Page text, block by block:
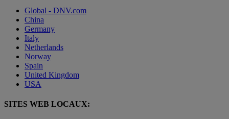
Global - DNV.com
China
Germany
Italy
Netherlands
Norway
Spain
United Kingdom
USA
SITES WEB LOCAUX: